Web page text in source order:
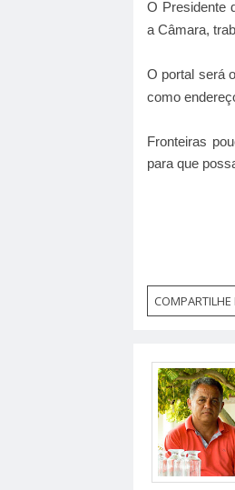
O Presidente
a Câmara,
O portal será
como
Fronteiras
para que
COMPARTILHE